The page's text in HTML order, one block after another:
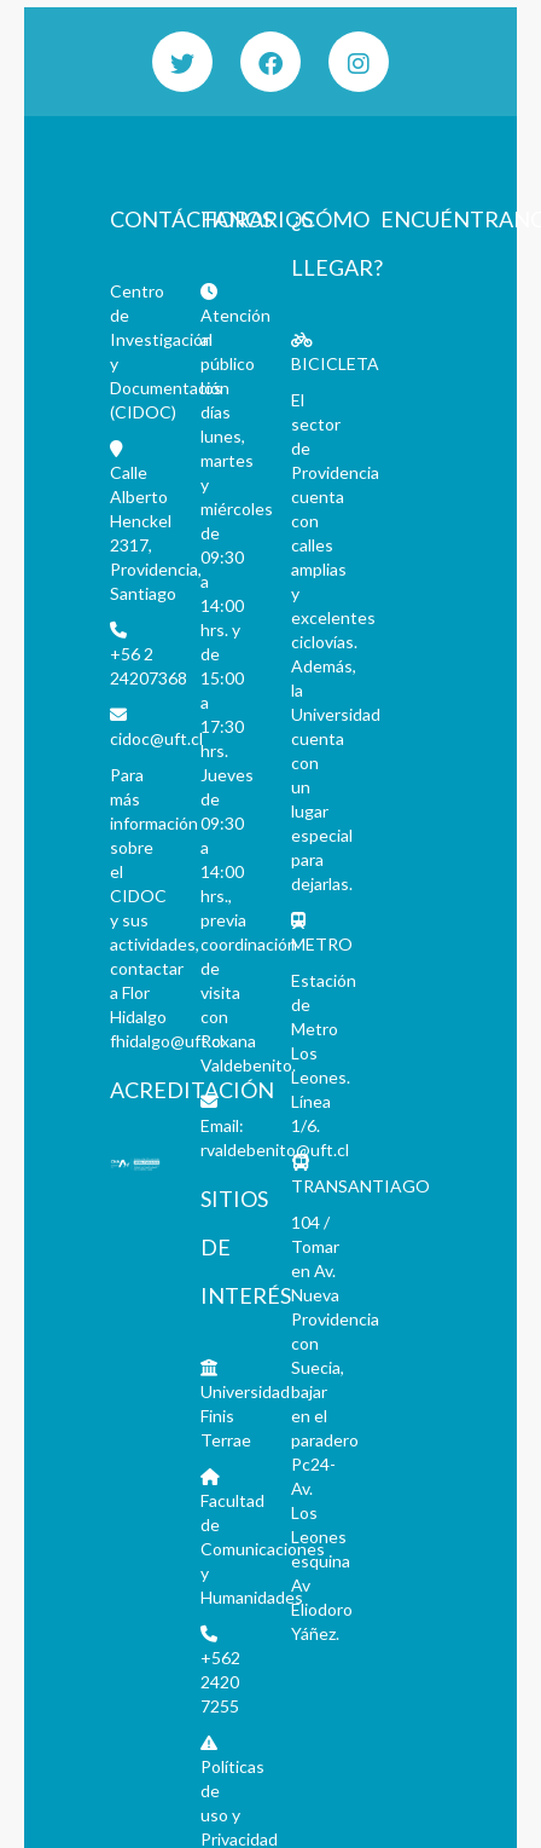
CONTÁCTANOS
Centro
de
Investigación
y
Documentación
(CIDOC)
Calle
Alberto
Henckel
2317,
Providencia,
Santiago
+56 2
24207368
cidoc@uft.cl
Para
más
información
sobre
el
CIDOC
y sus
actividades,
contactar
a Flor
Hidalgo
fhidalgo@uft.cl
ACREDITACIÓN
HORARIOS
Atención
al
público
los
días
lunes,
martes
y
miércoles
de
09:30
a
14:00
hrs. y
de
15:00
a
17:30
hrs.
Jueves
de
09:30
a
14:00
hrs.,
previa
coordinación
de
visita
con
Roxana
Valdebenito.
Email:
rvaldebenito@uft.cl
SITIOS
DE
INTERÉS
Universidad
Finis
Terrae
Facultad
de
Comunicaciones
y
Humanidades
+562
2420
7255
Políticas
de
uso y
Privacidad
¿CÓMO
LLEGAR?
BICICLETA
El
sector
de
Providencia
cuenta
con
calles
amplias
y
excelentes
ciclovías.
Además,
la
Universidad
cuenta
con
un
lugar
especial
para
dejarlas.
METRO
Estación
de
Metro
Los
Leones.
Línea
1/6.
TRANSANTIAGO
104 /
Tomar
en Av.
Nueva
Providencia
con
Suecia,
bajar
en el
paradero
Pc24-
Av.
Los
Leones
esquina
Av
Eliodoro
Yáñez.